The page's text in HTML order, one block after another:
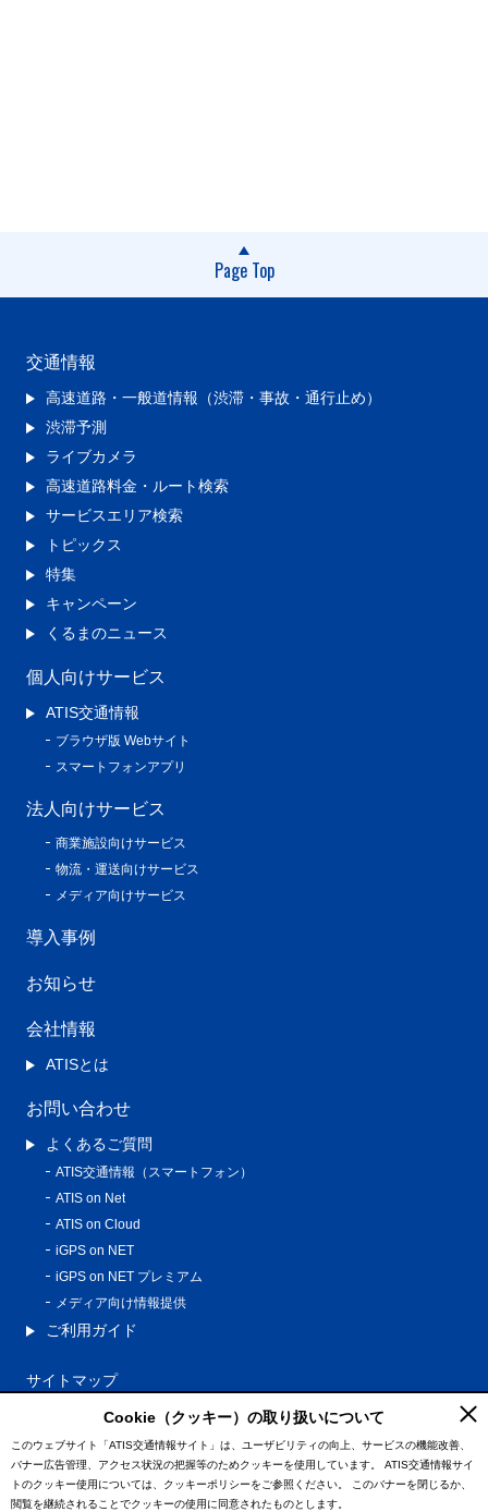
Page Top
交通情報
高速道路・一般道情報（渋滞・事故・通行止め）
渋滞予測
ライブカメラ
高速道路料金・ルート検索
サービスエリア検索
トピックス
特集
キャンペーン
くるまのニュース
個人向けサービス
ATIS交通情報
ブラウザ版 Webサイト
スマートフォンアプリ
法人向けサービス
商業施設向けサービス
物流・運送向けサービス
メディア向けサービス
導入事例
お知らせ
会社情報
ATISとは
お問い合わせ
よくあるご質問
ATIS交通情報（スマートフォン）
ATIS on Net
ATIS on Cloud
iGPS on NET
iGPS on NET プレミアム
メディア向け情報提供
ご利用ガイド
サイトマップ
プライバシーポリシー
利用規約
特定商取引法に基づく表記
情報の外部通信について
Cookie（クッキー）の取り扱いについて
このウェブサイト「ATIS交通情報サイト」は、ユーザビリティの向上、サービスの機能改善、
バナー広告管理、アクセス状況の把握等のためクッキーを使用しています。
ATIS交通情報サイ
トのクッキー使用については、クッキーポリシーをご参照ください。
このバナーを閉じるか、
閲覧を継続されることでクッキーの使用に同意されたものとします。